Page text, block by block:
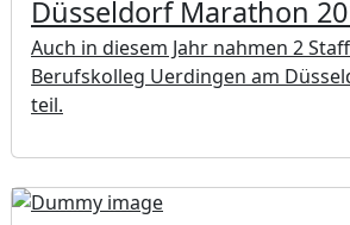
Düsseldorf Marathon
Auch in diesem Jahr nahmen 2
Berufskolleg Uerdingen am
teil.